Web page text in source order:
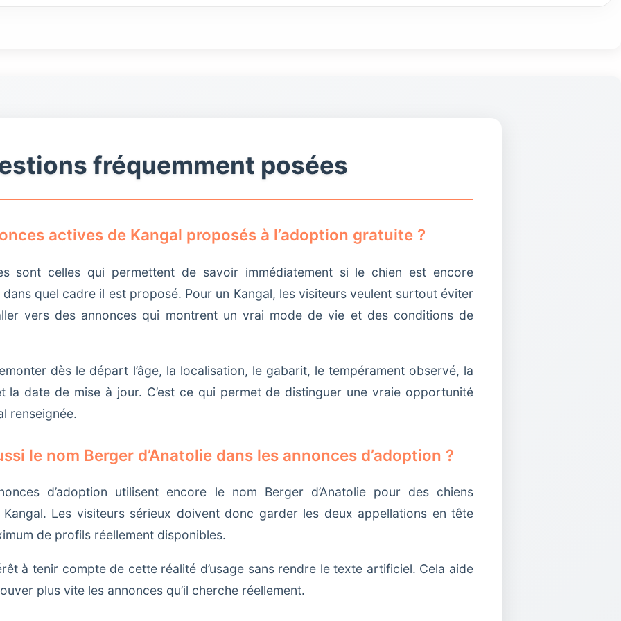
fréquemment posées
actives de Kangal proposés à l’adoption gratuite ?
sont celles qui permettent de savoir immédiatement si le chien est encore
quel cadre il est proposé. Pour un Kangal, les visiteurs veulent surtout éviter
vers des annonces qui montrent un vrai mode de vie et des conditions de
dès le départ l’âge, la localisation, le gabarit, le tempérament observé, la
la date de mise à jour. C’est ce qui permet de distinguer une vraie opportunité
renseignée.
le nom Berger d’Anatolie dans les annonces d’adoption ?
d’adoption utilisent encore le nom Berger d’Anatolie pour des chiens
Les visiteurs sérieux doivent donc garder les deux appellations en tête
de profils réellement disponibles.
à tenir compte de cette réalité d’usage sans rendre le texte artificiel. Cela aide
plus vite les annonces qu’il cherche réellement.